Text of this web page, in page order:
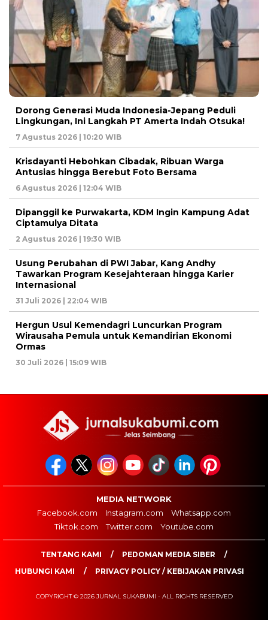
Dorong Generasi Muda Indonesia-Jepang Peduli
Lingkungan, Ini Langkah PT Amerta Indah Otsuka!
7 Agustus 2026 | 10:20 WIB
Krisdayanti Hebohkan Cibadak, Ribuan Warga
Antusias hingga Berebut Foto Bersama
6 Agustus 2026 | 12:04 WIB
Dipanggil ke Purwakarta, KDM Ingin Kampung Adat
Ciptamulya Ditata
2 Agustus 2026 | 19:30 WIB
Usung Perubahan di PWI Jabar, Kang Andhy
Tawarkan Program Kesejahteraan hingga Karier
Internasional
31 Juli 2026 | 22:04 WIB
Hergun Usul Kemendagri Luncurkan Program
Wirausaha Pemula untuk Kemandirian Ekonomi
Ormas
30 Juli 2026 | 15:09 WIB
MEDIA NETWORK
Facebook.com
Instagram.com
Whatsapp.com
Tiktok.com
Twitter.com Youtube.com
TENTANG KAMI
PEDOMAN MEDIA SIBER
HUBUNGI KAMI
PRIVACY POLICY / KEBIJAKAN PRIVASI
COPYRIGHT © 2026 JURNAL SUKABUMI - ALL RIGHTS RESERVED